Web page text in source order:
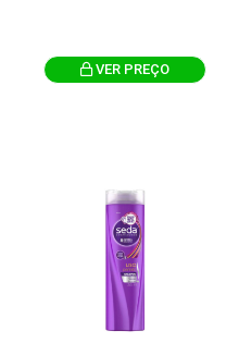
VER PREÇO